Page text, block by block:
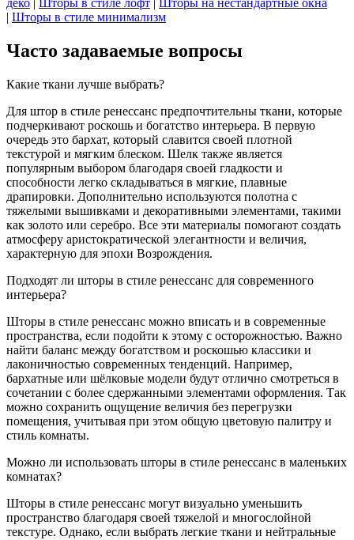
деко | Шторы в стиле лофт | Шторы на нестандартные окна
| Шторы в стиле минимализм
Часто задаваемые вопросы
Какие ткани лучше выбрать?
Для штор в стиле ренессанс предпочтительны ткани, которые
подчеркивают роскошь и богатство интерьера. В первую
очередь это бархат, который славится своей плотной
текстурой и мягким блеском. Шелк также является
популярным выбором благодаря своей гладкости и
способности легко складываться в мягкие, плавные
драпировки. Дополнительно используются полотна с
тяжелыми вышивками и декоративными элементами, такими
как золото или серебро. Все эти материалы помогают создать
атмосферу аристократической элегантности и величия,
характерную для эпохи Возрождения.
Подходят ли шторы в стиле ренессанс для современного
интерьера?
Шторы в стиле ренессанс можно вписать и в современные
пространства, если подойти к этому с осторожностью. Важно
найти баланс между богатством и роскошью классики и
лаконичностью современных тенденций. Например,
бархатные или шёлковые модели будут отлично смотреться в
сочетании с более сдержанными элементами оформления. Так
можно сохранить ощущение величия без перегрузки
помещения, учитывая при этом общую цветовую палитру и
стиль комнаты.
Можно ли использовать шторы в стиле ренессанс в маленьких
комнатах?
Шторы в стиле ренессанс могут визуально уменьшить
пространство благодаря своей тяжелой и многослойной
текстуре. Однако, если выбрать легкие ткани и нейтральные